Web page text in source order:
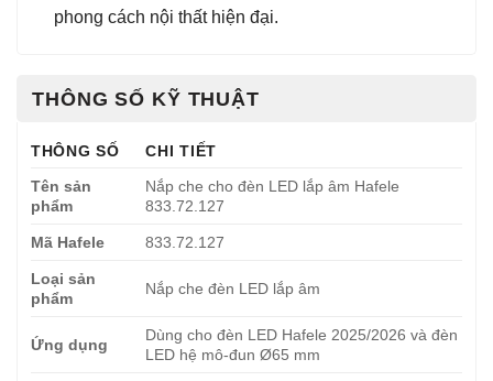
phong cách nội thất hiện đại.
THÔNG SỐ KỸ THUẬT
THÔNG SỐ
CHI TIẾT
Tên sản
phẩm
Nắp che cho đèn LED lắp âm Hafele
833.72.127
Mã Hafele 833.72.127
Loại sản
phẩm
Nắp che đèn LED lắp âm
Ứng dụng
Dùng cho đèn LED Hafele 2025/2026 và đèn
LED hệ mô-đun Ø65 mm